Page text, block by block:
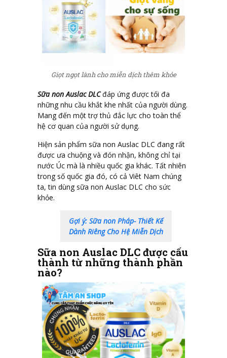
Giọt ngọt lành cho miễn dịch thêm khỏe
Sữa non Auslac DLCđáp ứng được tối đa
những nhu cầu khắt khe nhất của người dùng.
Mang đến một trợ thủ đắc lực cho toàn thể
hệ cơ quan của người sử dụng.
Hiện sản phẩm sữa non Auslac DLC đang rất
được ưa chuộng và đón nhận, không chỉ tại
nước Úc mà là nhiều quốc gia khác. Tất nhiên
trong số quốc gia đó, có cả Viêt Nam chúng
ta, tin dùng sữa non Auslac DLC cho sức
khỏe.
Gợi ý: Sữa non Pháp- Thiết Kế
Dành Riêng Cho Hệ Miễn Dịch
Sữa non Auslac DLC được cấu
thành từ những thành phần
nào?